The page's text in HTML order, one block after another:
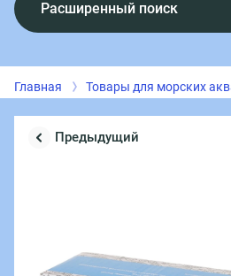
Расширенный поиск
Главная Товары для морских
Предыдущий